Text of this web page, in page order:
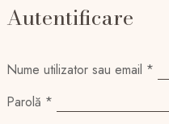
Autentificare
Nume utilizator sau email *
Parolă *